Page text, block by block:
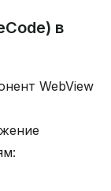
в
WebView